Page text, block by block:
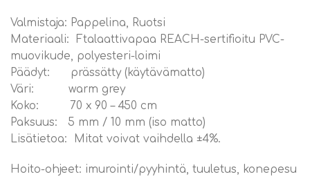
Valmistaja: Pappelina, Ruotsi
Materiaali: Ftalaattivapaa REACH-sertifioitu PVC-
muovikude, polyesteri-loimi
Päädyt: prässätty (käytävämatto)
Väri: warm grey
Koko: 70 x 90 – 450 cm
Paksuus: 5 mm / 10 mm (iso matto)
Lisätietoa: Mitat voivat vaihdella ±4%.
Hoito-ohjeet: imurointi/pyyhintä, tuuletus, konepesu